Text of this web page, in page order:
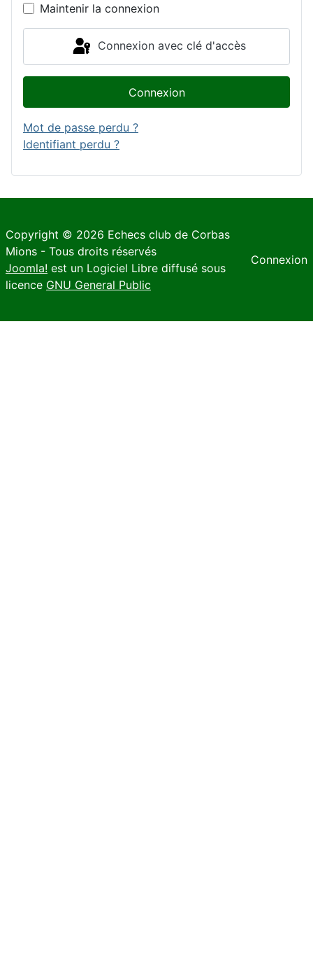
Maintenir la connexion
Connexion avec clé d'accès
Connexion
Mot de passe perdu ?
Identifiant perdu ?
Copyright © 2026 Echecs club de Corbas
Mions - Tous droits réservés
Joomla! est un Logiciel Libre diffusé sous
licence GNU General Public
Connexion